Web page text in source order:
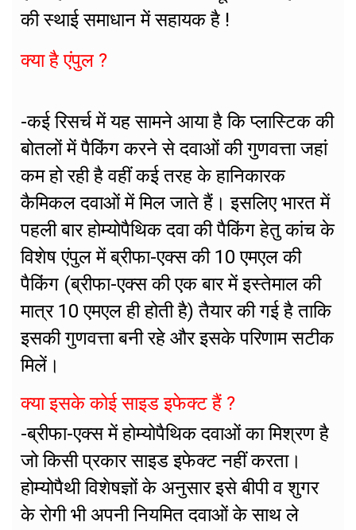
की स्थाई समाधान में सहायक है !
क्या है एंपुल ?
-कई रिसर्च में यह सामने आया है कि प्लास्टिक की
बोतलों में पैकिंग करने से दवाओं की गुणवत्ता जहां
कम हो रही है वहीं कई तरह के हानिकारक
कैमिकल दवाओं में मिल जाते हैं। इसलिए भारत में
पहली बार होम्योपैथिक दवा की पैकिंग हेतु कांच के
विशेष एंपुल में ब्रीफा-एक्स की 10 एमएल की
पैकिंग (ब्रीफा-एक्स की एक बार में इस्तेमाल की
मात्र 10 एमएल ही होती है) तैयार की गई है ताकि
इसकी गुणवत्ता बनी रहे और इसके परिणाम सटीक
मिलें।
क्या इसके कोई साइड इफेक्ट हैं ?
-ब्रीफा-एक्स में होम्योपैथिक दवाओं का मिश्रण है
जो किसी प्रकार साइड इफेक्ट नहीं करता।
होम्योपैथी विशेषज्ञों के अनुसार इसे बीपी व शुगर
के रोगी भी अपनी नियमित दवाओं के साथ ले